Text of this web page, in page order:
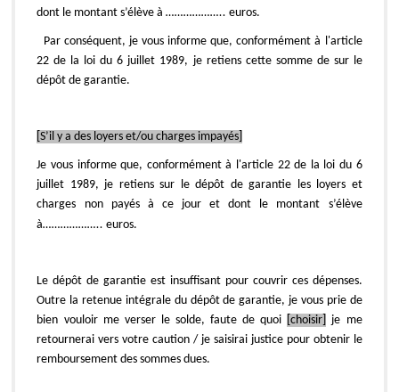
dont le montant s’élève à………………..euros.
Par conséquent, je vous informe que, conformément à l'article
22 de la loi du 6 juillet 1989, je retiens cette somme de sur le
dépôt de garantie.
[S’il y a des loyers et/ou charges impayés]
Je vous informe que, conformément à l'article 22 de la loi du 6
juillet 1989, je retiens sur le dépôt de garantie les loyers et
charges non payés à ce jour et dont le montant s’élève
à………………..euros.
Le dépôt de garantie est insuffisant pour couvrir ces dépenses.
Outre la retenue intégrale du dépôt de garantie, je vous prie de
bien vouloir me verser le solde, faute de quoi
[choisir]
je me
retournerai vers votre caution / je saisirai justice pour obtenir le
remboursement des sommes dues.